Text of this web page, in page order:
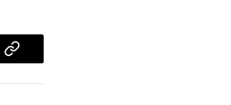
Copy